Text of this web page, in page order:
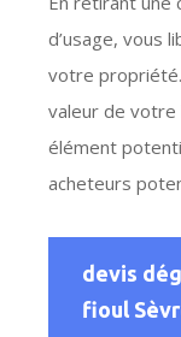
d’usage, vous
votre
valeur de votre
élément
acheteurs
devis
fioul